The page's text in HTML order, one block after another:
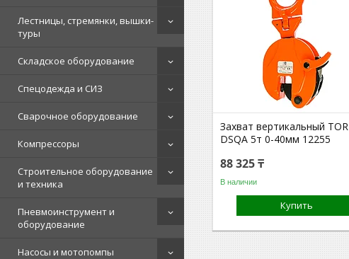
Лестницы, стремянки, вышки-
туры
Складское оборудование
Спецодежда и СИЗ
Сварочное оборудование
Компрессоры
Строительное оборудование
и техника
Пневмоинструмент и
оборудование
Насосы и мотопомпы
Захват вертикальный TOR
DSQA 5т 0-40мм 12255
88 325 ₸
В наличии
Купить